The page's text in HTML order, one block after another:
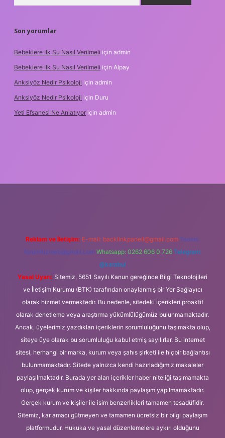
Son yorumlar
Bebeklere Ilk Su Nasıl Verilmeli için admin
Bebeklere Ilk Su Nasıl Verilmeli için Alpay
Anksiyöz Nedir Psikoloji için admin
Anksiyöz Nedir Psikoloji için Duru
Yeti Efsanesi Ne Anlatıyor için admin
Reklam ve İletişim: E-mail: backlinkpaneli@gmail.com Teams:
forumhizmeti@gmail.com Whatsapp: 0262 606 0 726 Telegram:
@karabul
Yasal Uyarı: Sitemiz, 5651 Sayılı Kanun gereğince Bilgi Teknolojileri
ve İletişim Kurumu (BTK) tarafından onaylanmış bir Yer Sağlayıcı
olarak hizmet vermektedir. Bu nedenle, sitedeki içerikleri proaktif
olarak denetleme veya araştırma yükümlülüğümüz bulunmamaktadır.
Ancak, üyelerimiz yazdıkları içeriklerin sorumluluğunu taşımakta olup,
siteye üye olarak bu sorumluluğu kabul etmiş sayılırlar. Bu internet
sitesi, herhangi bir marka, kurum veya şahıs şirketi ile hiçbir bağlantısı
bulunmamaktadır. Sitede yalnızca kendi hazırladığımız makaleler
paylaşılmaktadır. Burada yer alan içerikler haber niteliği taşımamakta
olup, gerçek kurum ve kişiler hakkında paylaşım yapılmamaktadır.
Gerçek kurum ve kişiler ile isim benzerlikleri tamamen tesadüfidir.
Sitemiz, kar amacı gütmeyen ve tamamen ücretsiz bir bilgi paylaşım
platformudur. Hukuka ve yasal düzenlemelere aykırı olduğunu